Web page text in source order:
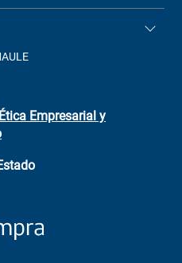
+(73) 256
Empresarial y